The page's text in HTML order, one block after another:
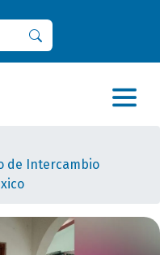
de Intercambio